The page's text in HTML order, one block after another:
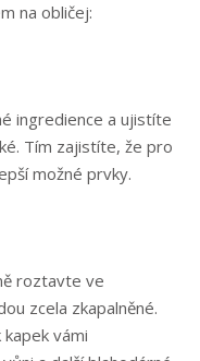
na obličej:
ingredience a ujistíte
Tím zajistíte, že pro
možné prvky.
roztavte ve
zcela zkapalněné.
vámi